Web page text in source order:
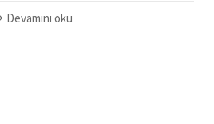
Devamını oku